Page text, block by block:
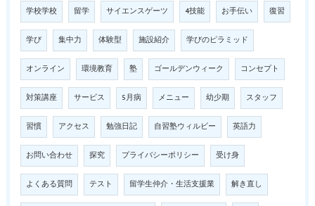
学校学校 留学 サイエンスゲーツ 4技能 お手伝い 復習
学び 集中力 体験型 施設紹介 学びのピラミッド
オンライン 環境教育 塾 ゴールデンウィーク コンセプト
対策講座 サービス 5月病 メニュー 幼少期 スタッフ
習慣 アクセス 勉強日記 自習塾ウィルビー 英語力
お問い合わせ 探究 プライバシーポリシー 受け身
よくある質問 テスト 留学生仲介・生活支援業 解き直し